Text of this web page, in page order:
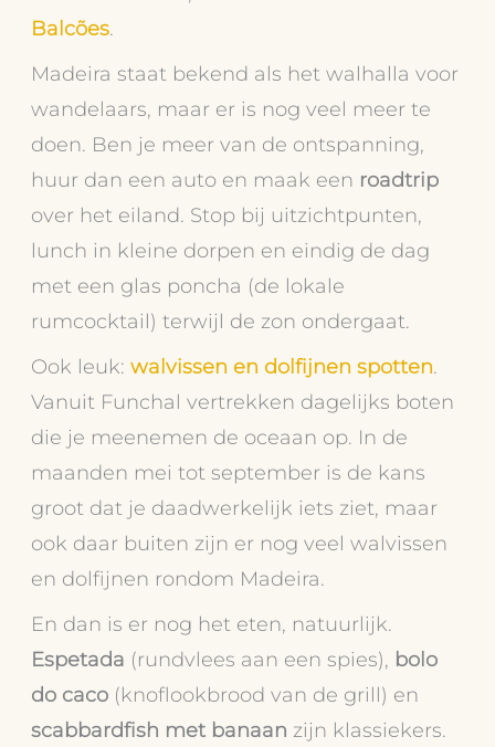
Balcões.
Madeira staat bekend als het walhalla voor
wandelaars, maar er is nog veel meer te
doen. Ben je meer van de ontspanning,
huur dan een auto en maak een roadtrip
over het eiland. Stop bij uitzichtpunten,
lunch in kleine dorpen en eindig de dag
met een glas poncha (de lokale
rumcocktail) terwijl de zon ondergaat.
Ook leuk:walvissen en dolfijnen spotten.
Vanuit Funchal vertrekken dagelijks boten
die je meenemen de oceaan op. In de
maanden mei tot september is de kans
groot dat je daadwerkelijk iets ziet, maar
ook daar buiten zijn er nog veel walvissen
en dolfijnen rondom Madeira.
En dan is er nog het eten, natuurlijk.
Espetada (rundvlees aan een spies), bolo
do caco (knoflookbrood van de grill) en
scabbardfish met banaan zijn klassiekers.